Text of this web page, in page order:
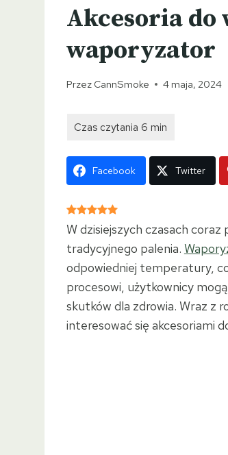
Akcesoria do
waporyzator
Przez CannSmoke 4 maja, 2024
Facebook Twitter
W dzisiejszych czasach coraz
tradycyjnego palenia.
odpowiedniej temperatury,
procesowi, użytkownicy
skutków dla zdrowia. Wraz z
interesować się akcesoriami